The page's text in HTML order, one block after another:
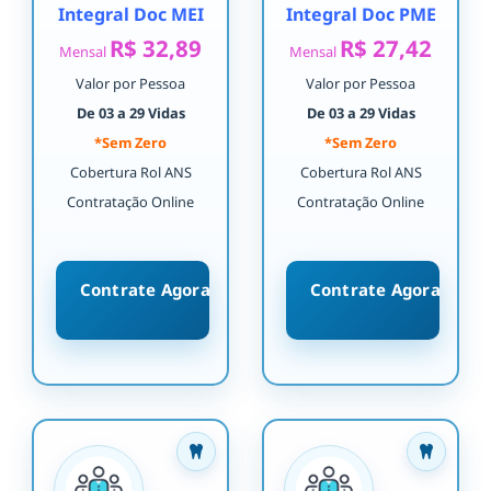
Integral Doc MEI
Mensal R$ 32,89
Valor por Pessoa
De 03 a 29 Vidas
*Sem Zero
Cobertura Rol ANS
Contratação Online
Contrate Agora
Integral Doc PME
Mensal R$ 27,42
Valor por Pessoa
De 03 a 29 Vidas
*Sem Zero
Cobertura Rol ANS
Contratação Online
Contrate Agora